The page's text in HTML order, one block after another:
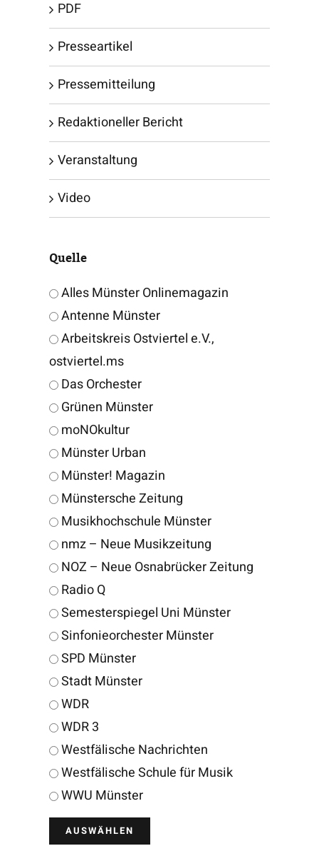
PDF
Presseartikel
Pressemitteilung
Redaktioneller Bericht
Veranstaltung
Video
Quelle
Alles Münster Onlinemagazin
Antenne Münster
Arbeitskreis Ostviertel e.V.,
ostviertel.ms
Das Orchester
Grünen Münster
moNOkultur
Münster Urban
Münster! Magazin
Münstersche Zeitung
Musikhochschule Münster
nmz – Neue Musikzeitung
NOZ – Neue Osnabrücker Zeitung
Radio Q
Semesterspiegel Uni Münster
Sinfonieorchester Münster
SPD Münster
Stadt Münster
WDR
WDR 3
Westfälische Nachrichten
Westfälische Schule für Musik
WWU Münster